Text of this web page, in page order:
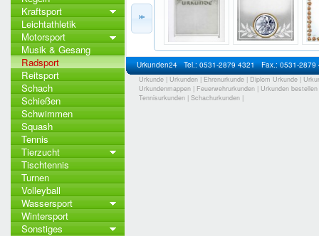
Kraftsport
Leichtathletik
Motorsport
Musik & Gesang
Radsport
Reitsport
Schach
Schießen
Schwimmen
Squash
Tennis
Tierzucht
Tischtennis
Turnen
Volleyball
Wassersport
Wintersport
Sonstiges
Urkunden24 Tel.: 0531-2879 4321 Fax.: 0531-2879
Urkunde | Urkunden | Ehrenurkunde | Diplom Urkunde |
Urkundenmappen | Feuerwehrurkunden | Urkunden bestellen
Tennisurkunden | Schachurkunden |